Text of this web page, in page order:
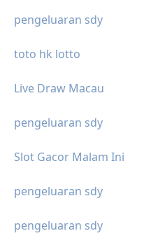
pengeluaran sdy
toto hk lotto
Live Draw Macau
pengeluaran sdy
Slot Gacor Malam Ini
pengeluaran sdy
pengeluaran sdy